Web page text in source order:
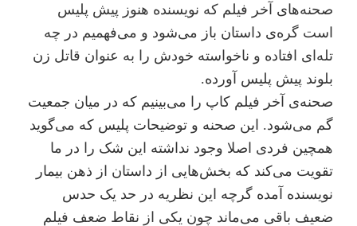
صحنه‌های آخر فیلم که نویسنده هنوز پیش پلیس
است گره‌ی داستان باز می‌شود و می‌فهمیم در چه
تله‌ای افتاده و ناخواسته خودش را به عنوان قاتل زن
بلوند پیش پلیس آورده.
صحنه‌ی آخر فیلم کاپ را می‌بینیم که در میان جمعیت
گم می‌شود. این صحنه و توضیحات پلیس که می‌گوید
همچین فردی اصلا وجود نداشته این شک را در ما
تقویت می‌کند که بخش‌هایی از داستان از ذهن بیمار
نویسنده آمده گرچه این نظریه در حد یک حدس
ضعیف باقی می‌ماند چون یکی از نقاط ضعف فیلم